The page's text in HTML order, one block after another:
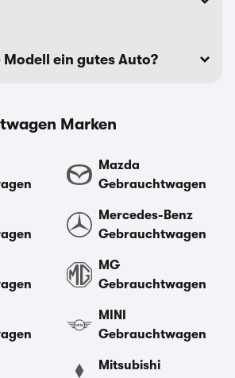
Modell ein gutes Auto?
Marken
Mazda
Gebrauchtwagen
Mercedes-Benz
Gebrauchtwagen
MG
Gebrauchtwagen
MINI
Gebrauchtwagen
Mitsubishi